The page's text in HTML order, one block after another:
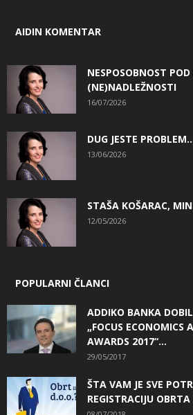
AIDIN KOMENTAR
NESPOSOBNOST
(NE)NADLEŽNOSTI
16/07/2026
DUG JESTE
13/06/2026
STAŠA KOŠARAC,
12/05/2026
POPULARNI ČLANCI
ADDIKO BANKA
„FOCUS ECONOMICS
AWARDS 2017“...
29/05/2017
ŠTA VAM JE SVE
REGISTRACIJU OBRTA